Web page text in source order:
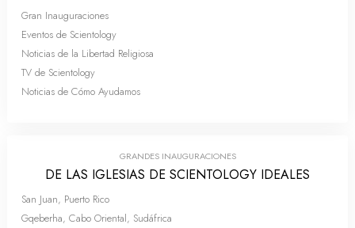
Gran Inauguraciones
Eventos de Scientology
Noticias de la Libertad Religiosa
TV de Scientology
Noticias de Cómo Ayudamos
GRANDES INAUGURACIONES
DE LAS IGLESIAS DE SCIENTOLOGY IDEALES
San Juan, Puerto Rico
Gqeberha, Cabo Oriental, Sudáfrica